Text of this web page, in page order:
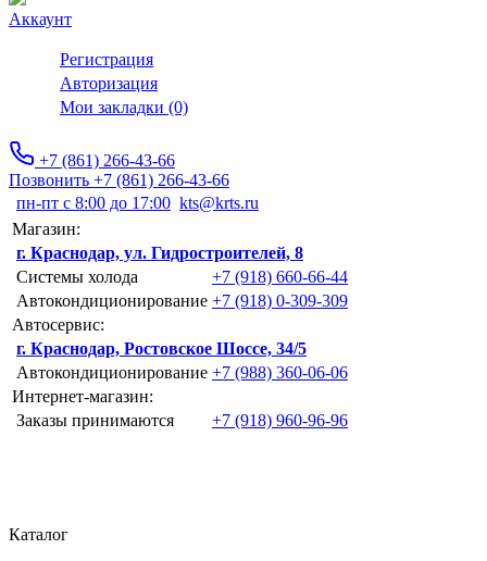
Аккаунт
Регистрация
Авторизация
Мои закладки (0)
+7 (861) 266-43-66
Позвонить +7 (861) 266-43-66
пн-пт с 8:00 до 17:00 kts@krts.ru
Магазин:
г. Краснодар, ул. Гидростроителей, 8
Системы холода
+7 (918) 660-66-44
Автокондиционирование +7 (918) 0-309-309
Автосервис:
г. Краснодар, Ростовское Шоссе, 34/5
Автокондиционирование +7 (988) 360-06-06
Интернет-магазин:
Заказы принимаются
+7 (918) 960-96-96
Каталог